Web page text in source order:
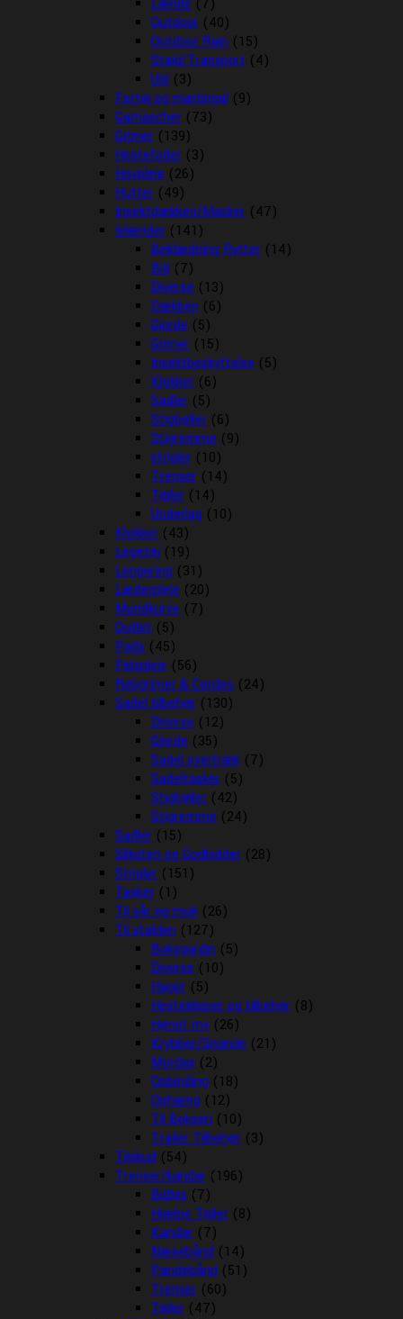
Lænde (7)
Outdoor (40)
Outdoor Rain (15)
Stald/Transport (4)
Uld (3)
Fortøj og martingal (9)
Gamascher (73)
Grimer (139)
Hestefoder (3)
Hovpleje (26)
Hutter (49)
Insektdækken/Masker (47)
Islænder (141)
Beklædning Rytter (14)
Bid (7)
Diverse (13)
Dækken (6)
Gjorde (5)
Grimer (15)
Insektbeskyttelse (5)
Klokker (6)
Sadler (5)
Stigbøjler (6)
Stigremme (9)
strigler (10)
Trenser (14)
Tøjler (14)
Underlag (10)
Klokker (43)
Legetøj (19)
Longering (31)
Læderpleje (20)
Mundkurve (7)
Outlet (5)
Pads (45)
Pelspleje (56)
Rebgrimer & Cordeo (24)
Sadel tilbehør (130)
Diverse (12)
Gjorde (35)
Sadel overtræk (7)
Sadeltasker (5)
Stigbøjler (42)
Stigremme (24)
Sadler (15)
Sliksten og Godbidder (28)
Strigler (151)
Tasker (1)
Til sår og muk (26)
Til stalden (127)
Boksgardin (5)
Diverse (10)
Hager (5)
Hesteklipper og tilbehør (8)
Hønet mv (26)
Krybber/Spande (21)
Mordax (2)
Opbinding (18)
Ophæng (12)
Til Boksen (10)
Trailer Tilbehør (3)
Tilskud (54)
Trenser/kandar (196)
Bidløs (7)
Hjælpe Tøjler (8)
Kandar (7)
Næsebånd (14)
Pandebånd (51)
Trenser (60)
Tøjler (47)